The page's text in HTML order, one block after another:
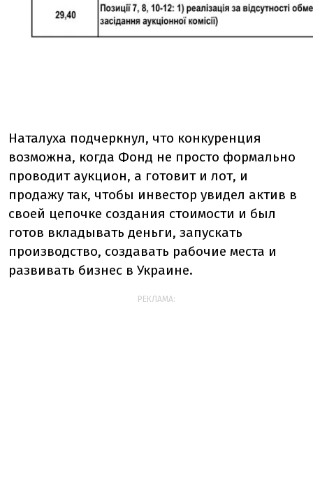
Наталуха подчеркнул, что конкуренция
возможна, когда Фонд не просто формально
проводит аукцион, а готовит и лот, и
продажу так, чтобы инвестор увидел актив в
своей цепочке создания стоимости и был
готов вкладывать деньги, запускать
производство, создавать рабочие места и
развивать бизнес в Украине.
РЕКЛАМА: